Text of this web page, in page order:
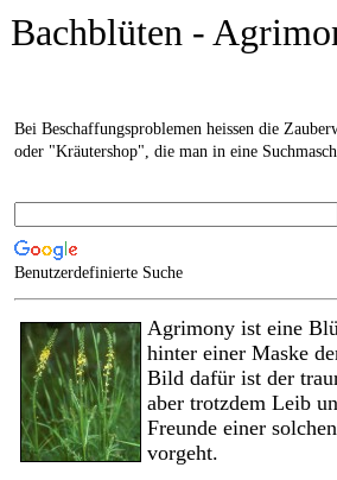
Bachblüten -
Bei Beschaffungsproblemen heissen die
oder "Kräutershop", die man in eine
Benutzerdefinierte Suche
Agrimony ist eine
hinter einer Maske
Bild dafür ist der
aber trotzdem Leib
Freunde einer
vorgeht.